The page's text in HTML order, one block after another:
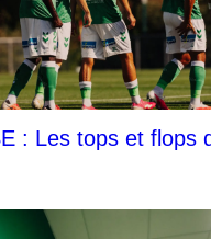
: Les tops et flops